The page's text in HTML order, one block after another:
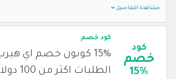
مشاهدة التفاصيل
كود
خصم
15%
كود خصم
15% كوبون خصم اي
الطلبات اكثر من 100 دولار